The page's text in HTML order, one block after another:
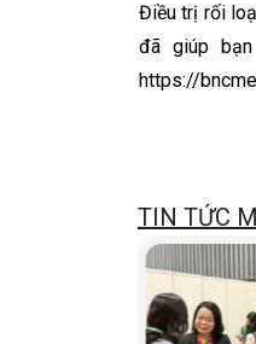
Điều trị rối
đã giúp
https://
TIN TỨC